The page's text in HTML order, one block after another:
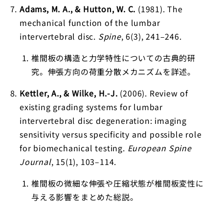
Adams, M. A., & Hutton, W. C. (1981). The
mechanical function of the lumbar
intervertebral disc. Spine, 6(3), 241–246.
椎間板の構造と力学特性についての古典的研
究。伸張方向の荷重分散メカニズムを詳述。
Kettler, A., & Wilke, H.-J. (2006). Review of
existing grading systems for lumbar
intervertebral disc degeneration: imaging
sensitivity versus specificity and possible role
for biomechanical testing. European Spine
Journal, 15(1), 103–114.
椎間板の微細な伸張や圧縮状態が椎間板変性に
与える影響をまとめた総説。